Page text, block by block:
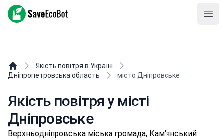
SaveEcoBot
Якість повітря в Україні
Дніпропетровська область
місто Дніпровське
Якість повітря у місті
Дніпровське
Вepхньoдніпpoвськa міська громада, Кам'янський